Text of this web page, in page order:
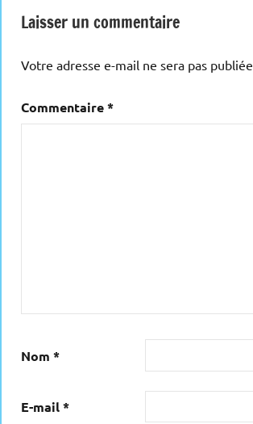
l’article
Laisser un commentaire
Votre adresse e-mail ne sera pas publiée.
Commentaire*
Nom *
E-mail*